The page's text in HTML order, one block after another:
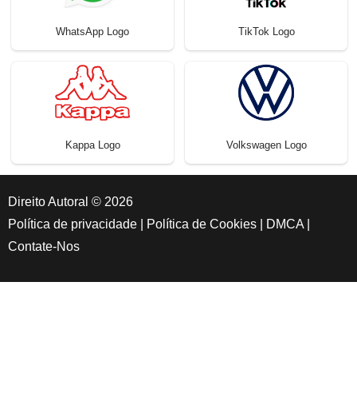
WhatsApp Logo TikTok Logo
Kappa Logo Volkswagen Logo
Direito Autoral © 2026
Política de privacidade
Política de Cookies DMCA
Contate-Nos